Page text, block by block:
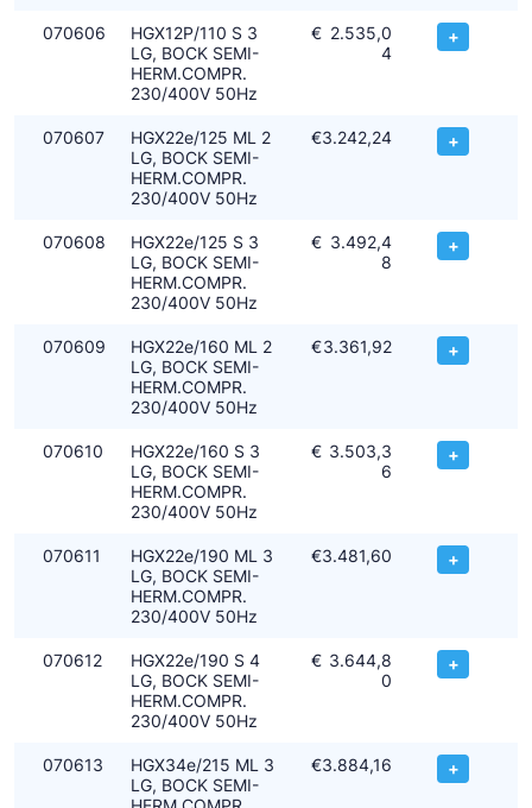
070606
HGX12P/110 S 3
LG, BOCK SEMI-
HERM.COMPR.
230/400V 50Hz
€ 2.535,0
4
+
070607
HGX22e/125 ML 2
LG, BOCK SEMI-
HERM.COMPR.
230/400V 50Hz
€3.242,24 +
070608
HGX22e/125 S 3
LG, BOCK SEMI-
HERM.COMPR.
230/400V 50Hz
€ 3.492,4
8
+
070609
HGX22e/160 ML 2
LG, BOCK SEMI-
HERM.COMPR.
230/400V 50Hz
€3.361,92 +
070610
HGX22e/160 S 3
LG, BOCK SEMI-
HERM.COMPR.
230/400V 50Hz
€ 3.503,3
6
+
070611
HGX22e/190 ML 3
LG, BOCK SEMI-
HERM.COMPR.
230/400V 50Hz
€3.481,60 +
070612
HGX22e/190 S 4
LG, BOCK SEMI-
HERM.COMPR.
230/400V 50Hz
€ 3.644,8
0
+
070613
HGX34e/215 ML 3
LG, BOCK SEMI-
€3.884,16 +